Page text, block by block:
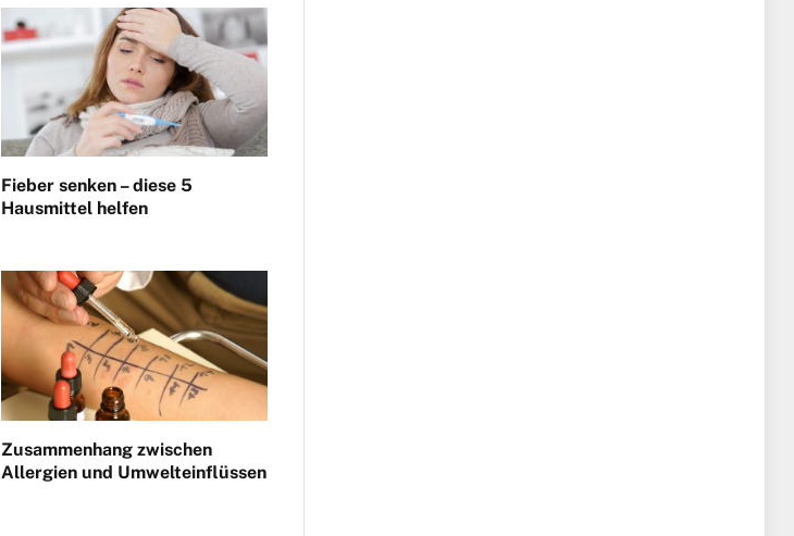
Fieber senken – diese 5
Hausmittel helfen
Zusammenhang zwischen
Allergien und Umwelteinflüssen